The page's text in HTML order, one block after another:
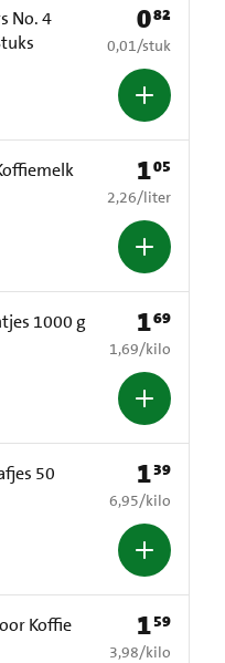
No. 4
Prijs: € 0,82
082
€ 0,01 per stuk
0,01/stuk
Prijs: € 1,05
105
€ 2,26 per liter
2,26/liter
1000 g Prijs: € 1,69
169
€ 1,69 per kilo
1,69/kilo
50
Prijs: € 1,39
139
€ 6,95 per kilo
6,95/kilo
Koffie
Prijs: € 1,59
159
€ 3,98 per kilo
3,98/kilo